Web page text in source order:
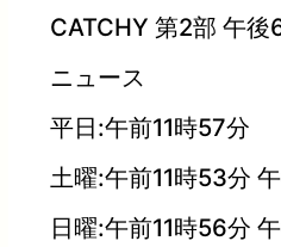
CATCHY 第2部 午後
ニュース
平日:午前11時57分
土曜:午前11時53分
日曜:午前11時56分